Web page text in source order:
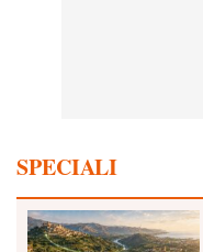
SPECIALI